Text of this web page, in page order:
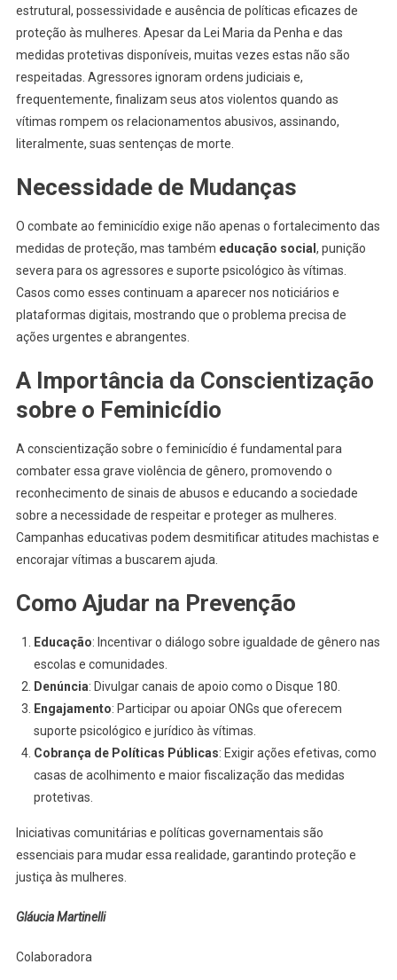
estrutural, possessividade e ausência de políticas eficazes de
proteção às mulheres. Apesar da Lei Maria da Penha e das
medidas protetivas disponíveis, muitas vezes estas não são
respeitadas. Agressores ignoram ordens judiciais e,
frequentemente, finalizam seus atos violentos quando as
vítimas rompem os relacionamentos abusivos, assinando,
literalmente, suas sentenças de morte.
Necessidade de Mudanças
O combate ao feminicídio exige não apenas o fortalecimento das
medidas de proteção, mas também educação social , punição
severa para os agressores e suporte psicológico às vítimas.
Casos como esses continuam a aparecer nos noticiários e
plataformas digitais, mostrando que o problema precisa de
ações urgentes e abrangentes.
A Importância da Conscientização
sobre o Feminicídio
A conscientização sobre o feminicídio é fundamental para
combater essa grave violência de gênero, promovendo o
reconhecimento de sinais de abusos e educando a sociedade
sobre a necessidade de respeitar e proteger as mulheres.
Campanhas educativas podem desmitificar atitudes machistas e
encorajar vítimas a buscarem ajuda.
Como Ajudar na Prevenção
Educação: Incentivar o diálogo sobre igualdade de gênero nas
escolas e comunidades.
Denúncia: Divulgar canais de apoio como o Disque 180.
Engajamento: Participar ou apoiar ONGs que oferecem
suporte psicológico e jurídico às vítimas.
Cobrança de Políticas Públicas: Exigir ações efetivas, como
casas de acolhimento e maior fiscalização das medidas
protetivas.
Iniciativas comunitárias e políticas governamentais são
essenciais para mudar essa realidade, garantindo proteção e
justiça às mulheres.
Gláucia Martinelli
Colaboradora